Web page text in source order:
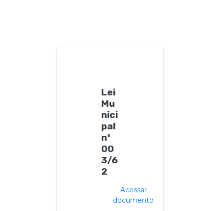
Lei
Mu
nici
pal
nº
00
3/6
2
Acessar
documento